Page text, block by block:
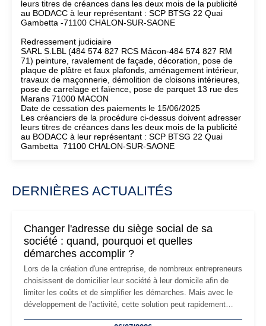
leurs titres de créances dans les deux mois de la publicité
au BODACC à leur représentant : SCP BTSG 22 Quai
Gambetta -71100 CHALON-SUR-SAONE
Redressement judiciaire
SARL S.LBL (484 574 827 RCS Mâcon-484 574 827 RM
71) peinture, ravalement de façade, décoration, pose de
plaque de plâtre et faux plafonds, aménagement intérieur,
travaux de maçonnerie, démolition de cloisons intérieures,
pose de carrelage et faïence, pose de parquet 13 rue des
Marans 71000 MACON
Date de cessation des paiements le 15/06/2025
Les créanciers de la procédure ci-dessus doivent adresser
leurs titres de créances dans les deux mois de la publicité
au BODACC à leur représentant : SCP BTSG 22 Quai
Gambetta 71100 CHALON-SUR-SAONE
DERNIÈRES ACTUALITÉS
Changer l'adresse du siège social de sa
société : quand, pourquoi et quelles
démarches accomplir ?
Lors de la création d'une entreprise, de nombreux entrepreneurs
choisissent de domicilier leur société à leur domicile afin de
limiter les coûts et de simplifier les démarches. Mais avec le
développement de l'activité, cette solution peut rapidement